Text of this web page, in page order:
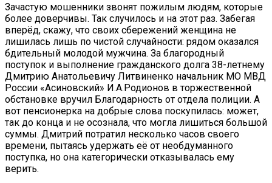
Зачастую мошенники звонят пожилым людям, которые
более доверчивы. Так случилось и на этот раз. Забегая
вперёд, скажу, что своих сбережений женщина не
лишилась лишь по чистой случайности: рядом оказался
бдительный молодой мужчина. За благородный
поступок и выполнение гражданского долга 38-летнему
Дмитрию Анатольевичу Литвиненко начальник МО МВД
России «Асиновский» И.А.Родионов в торжественной
обстановке вручил Благодарность от отдела полиции. А
вот пенсионерка на добрые слова поскупилась: может,
так до конца и не осознала, что могла лишиться большой
суммы. Дмитрий потратил несколько часов своего
времени, пытаясь удержать её от необдуманного
поступка, но она категорически отказывалась ему
верить.